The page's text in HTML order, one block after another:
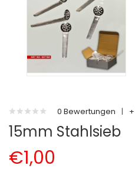
0 Bewertungen |
15mm Stahlsieb
€1,00